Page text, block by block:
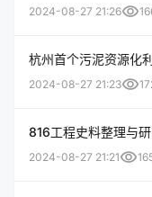
2024-08-27 21:26visibility
杭州首个污泥资源化
2024-08-27 21:23visibility
816工程史料整理与
2024-08-27 21:21visibility